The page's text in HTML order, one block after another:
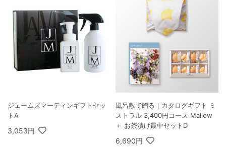
ジェームズマーティンギフトセッ
トA
3,053円
風呂敷で贈る｜カタログギフト ミ
ストラル 3,400円コース Mallow
＋ お茶漬け最中セットD
6,690円